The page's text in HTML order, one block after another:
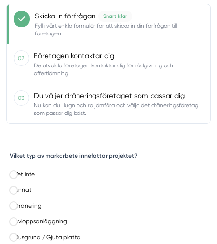
Skicka in förfrågan Snart klar
Fyll i vårt enkla formulär för att skicka in din förfrågan till
företagen.
02 Företagen kontaktar dig
De utvalda företagen kontaktar dig för rådgivning och
offertlämning.
03 Du väljer dräneringsföretaget som passar dig
Nu kan du i lugn och ro jämföra och välja det dräneringsföretag
som passar dig bäst.
Vilket typ av markarbete innefattar projektet?
Vet inte
Annat
Dränering
Avloppsanläggning
Husgrund / Gjuta platta